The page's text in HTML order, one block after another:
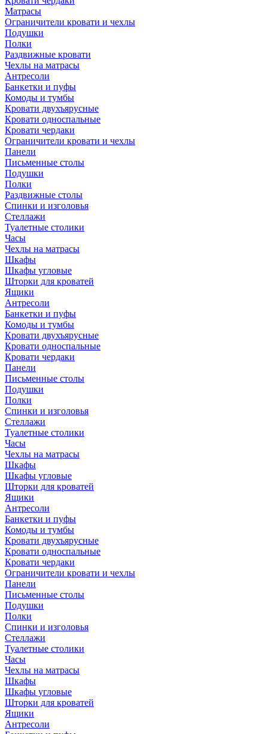
Матрасы
Ограничители кровати и чехлы
Подушки
Полки
Раздвижные кровати
Чехлы на матрасы
Антресоли
Банкетки и пуфы
Комоды и тумбы
Кровати двухъярусные
Кровати односпальные
Кровати чердаки
Ограничители кровати и чехлы
Панели
Письменные столы
Подушки
Полки
Раздвижные столы
Спинки и изголовья
Стеллажи
Туалетные столики
Часы
Чехлы на матрасы
Шкафы
Шкафы угловые
Шторки для кроватей
Ящики
Антресоли
Банкетки и пуфы
Комоды и тумбы
Кровати двухъярусные
Кровати односпальные
Кровати чердаки
Панели
Письменные столы
Подушки
Полки
Спинки и изголовья
Стеллажи
Туалетные столики
Часы
Чехлы на матрасы
Шкафы
Шкафы угловые
Шторки для кроватей
Ящики
Антресоли
Банкетки и пуфы
Комоды и тумбы
Кровати двухъярусные
Кровати односпальные
Кровати чердаки
Ограничители кровати и чехлы
Панели
Письменные столы
Подушки
Полки
Спинки и изголовья
Стеллажи
Туалетные столики
Часы
Чехлы на матрасы
Шкафы
Шкафы угловые
Шторки для кроватей
Ящики
Антресоли